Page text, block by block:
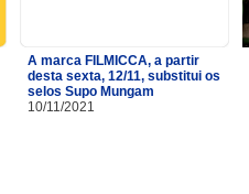
A marca FILMICCA, a partir
desta sexta, 12/11, substitui os
selos Supo Mungam
10/11/2021